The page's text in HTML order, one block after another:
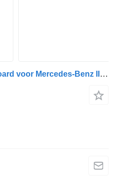
Neoplan 00131909 dashboard voor Mercedes-Benz II (1996-) bus